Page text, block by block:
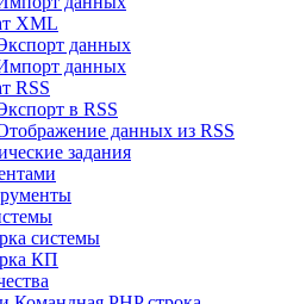
XML
данных
данных
RSS
в RSS
данных из RSS
задания
системы
КП